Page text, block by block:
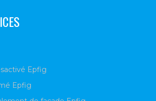
Epfig
Epfig